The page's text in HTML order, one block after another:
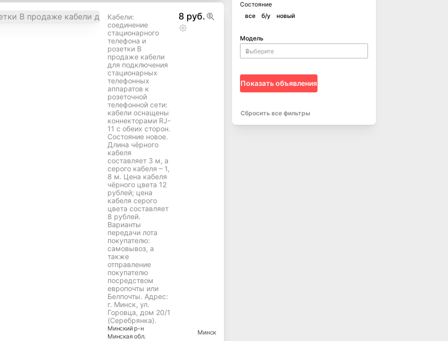
Кабели:
соединение
стационарного
телефона и
розетки В
продаже кабели
для подключения
стационарных
телефонных
аппаратов к
розеточной
телефонной сети:
кабели оснащены
коннекторами RJ-
11 с обеих сторон.
Состояние новое.
Длина чёрного
кабеля
составляет 3 м, а
серого кабеля – 1,
8 м. Цена кабеля
чёрного цвета 12
рублей; цена
кабеля серого
цвета составляет
8 рублей.
Варианты
передачи лота
покупателю:
самовывоз, а
также
отправление
покупателю
посредством
европочты или
Белпочты. Адрес:
г. Минск, ул.
Горовца, дом 20/1
(Серебрянка).
8 руб.
Минскийр-н
Минская обл.
Минск
Состояние
все
б/у новый
Модель
Показать объявления
Сбросить все фильтры